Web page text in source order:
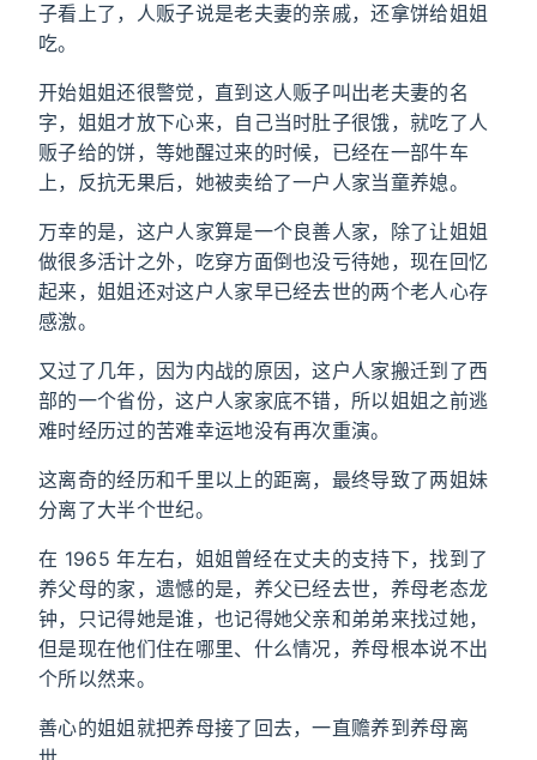
子看上了，人贩子说是老夫妻的亲戚，还拿饼给姐姐
吃。
开始姐姐还很警觉，直到这人贩子叫出老夫妻的名
字，姐姐才放下心来，自己当时肚子很饿，就吃了人
贩子给的饼，等她醒过来的时候，已经在一部牛车
上，反抗无果后，她被卖给了一户人家当童养媳。
万幸的是，这户人家算是一个良善人家，除了让姐姐
做很多活计之外，吃穿方面倒也没亏待她，现在回忆
起来，姐姐还对这户人家早已经去世的两个老人心存
感激。
又过了几年，因为内战的原因，这户人家搬迁到了西
部的一个省份，这户人家家底不错，所以姐姐之前逃
难时经历过的苦难幸运地没有再次重演。
这离奇的经历和千里以上的距离，最终导致了两姐妹
分离了大半个世纪。
在 1965 年左右，姐姐曾经在丈夫的支持下，找到了
养父母的家，遗憾的是，养父已经去世，养母老态龙
钟，只记得她是谁，也记得她父亲和弟弟来找过她，
但是现在他们住在哪里、什么情况，养母根本说不出
个所以然来。
善心的姐姐就把养母接了回去，一直赡养到养母离